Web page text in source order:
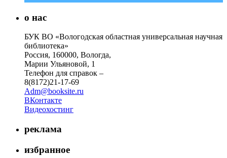
о нас
БУК ВО «Вологодская областная универсальная научная
библиотека»
Россия, 160000, Вологда,
Марии Ульяновой, 1
Телефон для справок –
8(8172)21-17-69
Adm@booksite.ru
ВКонтакте
Видеохостинг
реклама
избранное